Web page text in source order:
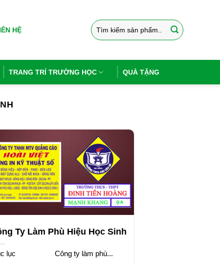
HỆ
Tìm
kiếm:
TRANG TRÍ TRƯỜNG HỌC QUÀ TẶNG
Ty Làm Phù Hiệu Học Sinh
lục Công ty làm phù...